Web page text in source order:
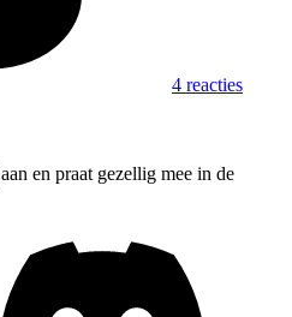
4 reacties
aan en praat gezellig mee in de